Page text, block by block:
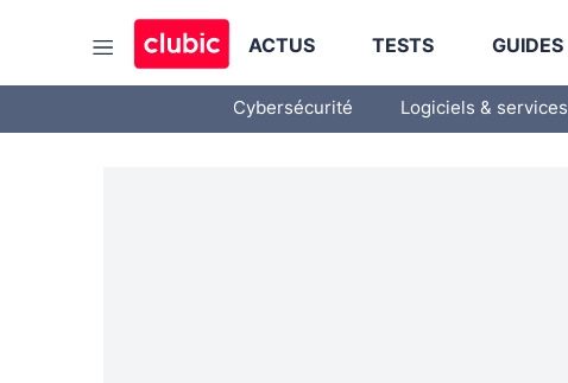
ACTUS TESTS GUIDES
Cybersécurité Logiciels & services